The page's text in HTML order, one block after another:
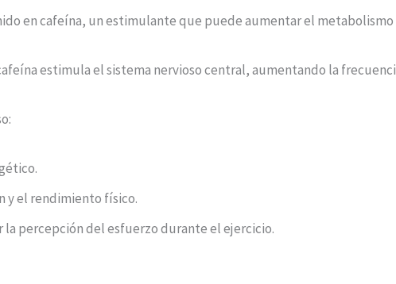
en cafeína, un estimulante que puede aumentar el metabolismo
estimula el sistema nervioso central, aumentando la
y el rendimiento físico.
la percepción del esfuerzo durante el ejercicio.